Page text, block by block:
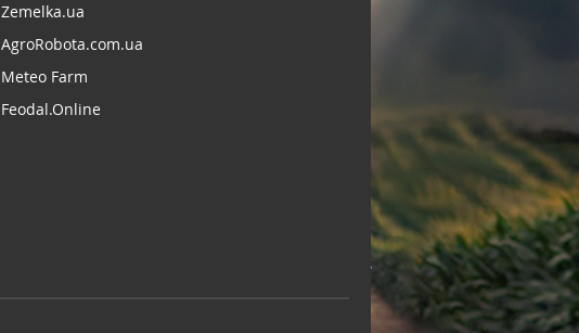
Zemelka.ua
AgroRobota.com.ua
Meteo Farm
Feodal.Online